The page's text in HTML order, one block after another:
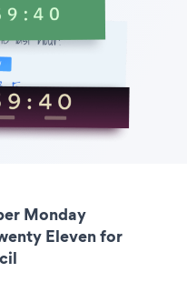
Monday
Eleven for